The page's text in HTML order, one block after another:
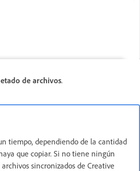
de archivos.
tiempo, dependiendo de la cantidad
que copiar. Si no tiene ningún
sincronizados de Creative